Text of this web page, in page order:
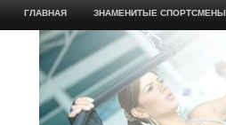
ГЛАВНАЯ ЗНАМЕНИТЫЕ СПОРТСМЕНЫ